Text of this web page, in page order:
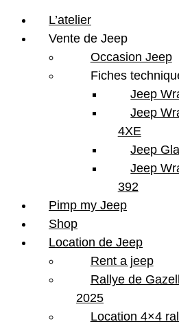
L’atelier
Vente de Jeep
Occasion Jeep
Fiches
Jeep
Jeep
4XE
Jeep
Jeep
392
Pimp my Jeep
Shop
Location de Jeep
Rent a jeep
Rallye de
2025
Location 4×4